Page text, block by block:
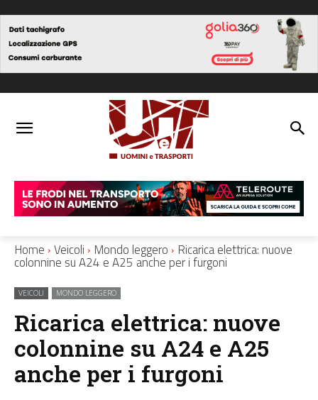
Home Veicoli Mondo leggero Ricarica elettrica: nuove
colonnine su A24 e A25 anche per i furgoni
VEICOLI MONDO LEGGERO
Ricarica elettrica: nuove
colonnine su A24 e A25
anche per i furgoni